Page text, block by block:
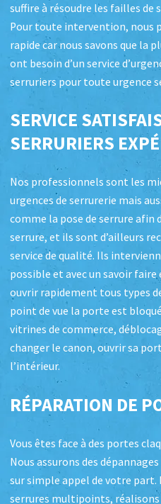
suffire à résoudre les failles de
Pour toute intervention, nous
rapide car nous savons que la
ont besoin d’un service
serruriers pour toute urgence
SERVICE
SERRURIERS
Nos professionnels sont les
urgences de serrurerie mais
comme la pose de serrure afin
serrure, et ils sont d’ailleurs
service de qualité. Ils
possible et avec un savoir
ouvrir rapidement tous types
point de vue la porte est
vitrines de commerce,
changer le canon, ouvrir sa
l’intérieur.
RÉPARATION DE
Vous êtes face à des portes
Nous assurons des
sur simple appel de votre part.
serrures multipoints, réalisons